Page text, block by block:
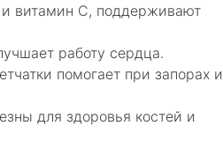
витамин С, поддерживают
работу сердца.
помогает при запорах и
для здоровья костей и